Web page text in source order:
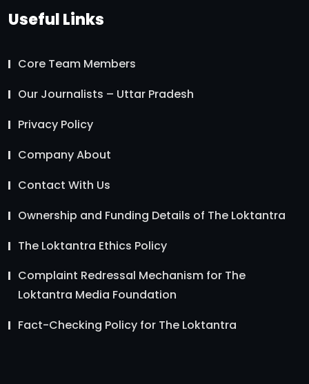
Useful Links
Core Team Members
Our Journalists – Uttar Pradesh
Privacy Policy
Company About
Contact With Us
Ownership and Funding Details of The Loktantra
The Loktantra Ethics Policy
Complaint Redressal Mechanism for The
Loktantra Media Foundation
Fact-Checking Policy for The Loktantra